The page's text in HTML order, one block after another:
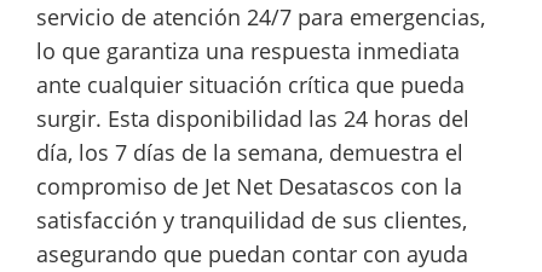
servicio de atención 24/7 para emergencias,
lo que garantiza una respuesta inmediata
ante cualquier situación crítica que pueda
surgir. Esta disponibilidad las 24 horas del
día, los 7 días de la semana, demuestra el
compromiso de Jet Net Desatascos con la
satisfacción y tranquilidad de sus clientes,
asegurando que puedan contar con ayuda